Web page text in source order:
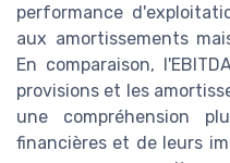
performance
aux amortissements
En comparaison,
provisions et les
une compréhension
financières et de leurs